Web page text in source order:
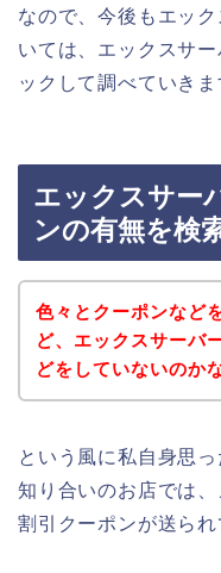
なので、今後もエッ
いては、エックスサ
ックして調べていきま
エックスサー
ンの有無を検
色々とクーポンなど
ど、エックスサーバ
どをしていないのか
という風に私自身思
知り合いのお店では、
割引クーポンが送られ